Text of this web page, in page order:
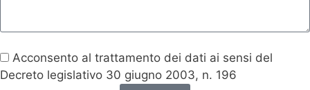
Acconsento al trattamento dei dati ai sensi del
Decreto legislativo 30 giugno 2003, n. 196